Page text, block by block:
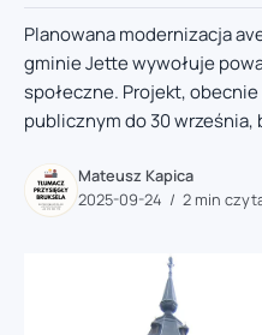
Planowana modernizacja
gminie Jette wywołuje
społeczne. Projekt,
publicznym do 30
Mateusz Kapica
2025-09-24
2 min